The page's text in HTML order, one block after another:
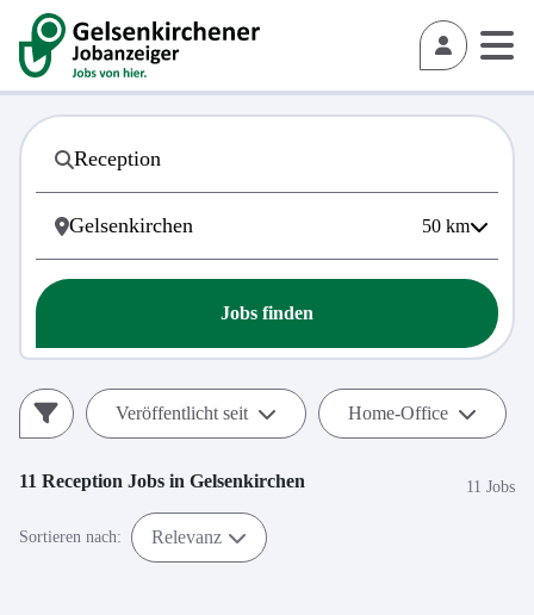
50 km
Jobs finden
Veröffentlicht seit Home-Office
11 Reception Jobs in Gelsenkirchen 11 Jobs
Sortieren nach: Relevanz